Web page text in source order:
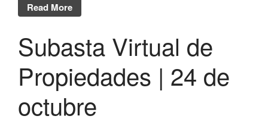
Recent Comments
Jonathan Nieves
Read More
Subasta Virtual de
Propiedades | 24 de
octubre